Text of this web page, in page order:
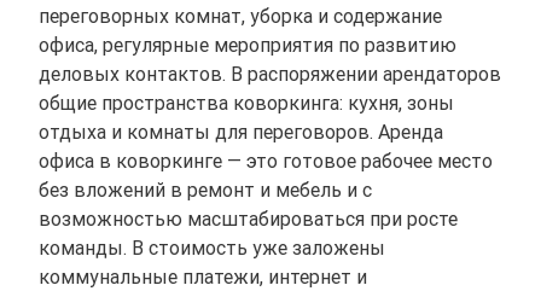
переговорных комнат, уборка и содержание
офиса, регулярные мероприятия по развитию
деловых контактов. В распоряжении арендаторов
общие пространства коворкинга: кухня, зоны
отдыха и комнаты для переговоров. Аренда
офиса в коворкинге — это готовое рабочее место
без вложений в ремонт и мебель и с
возможностью масштабироваться при росте
команды. В стоимость уже заложены
коммунальные платежи, интернет и